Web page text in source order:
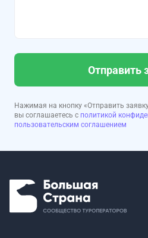
Отправить
Нажимая на кнопку «Отправить
вы соглашаетесь с политикой
пользовательским соглашением